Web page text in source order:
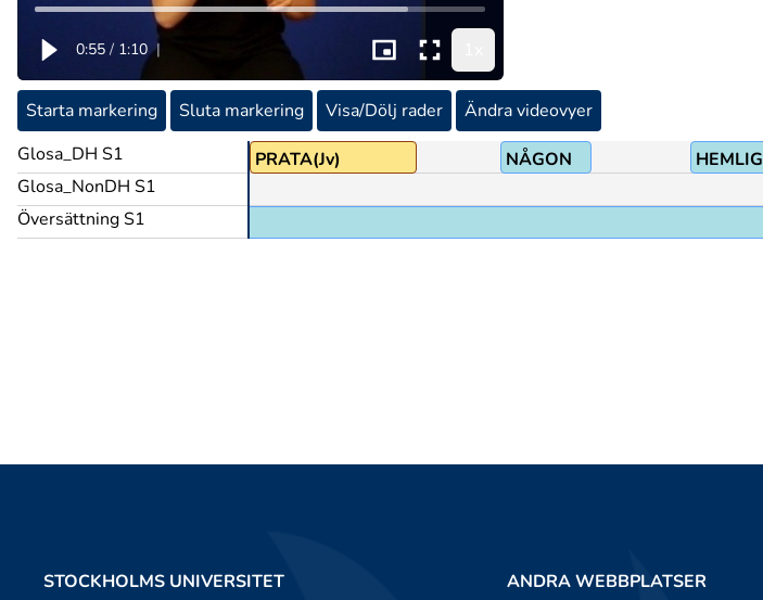
0:55 / 1:10 |
Starta markering Sluta markering Visa/Dölj rader
Ändra videovyer
Glosa_DH S1
Glosa_NonDH S1
Översättning S1
MÅSTE PRATA(Jv) NÅGON HEMLIG
STOCKHOLMS UNIVERSITET
ANDRA WEBBPLATSER